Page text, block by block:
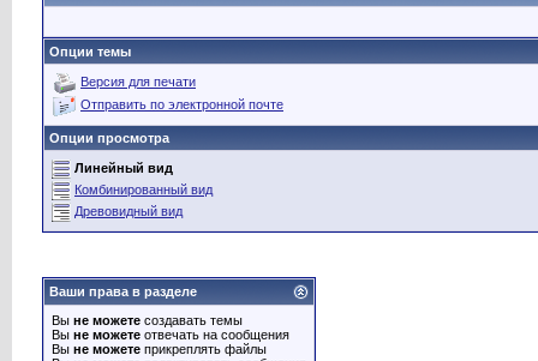
Опции темы
Версия для печати
Отправить по электронной почте
Опции просмотра
Линейный вид
Комбинированный вид
Древовидный вид
Ваши права в разделе
Вы не можете создавать темы
Вы не можете отвечать на сообщения
Вы не можете прикреплять файлы